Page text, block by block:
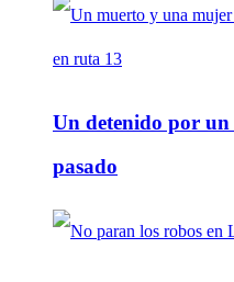
Un detenido por
pasado